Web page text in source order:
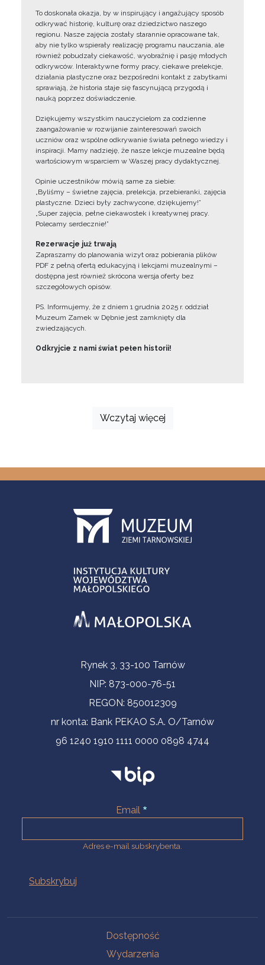
To doskonała okazja, by w inspirujący i angażujący sposób
odkrywać historię, kulturę oraz dziedzictwo naszego
regionu. Nasze zajęcia zostały starannie opracowane tak,
aby nie tylko wspierały realizację programu nauczania, ale
również pobudzały ciekawość, wyobraźnię i pasję młodych
odkrywców. Interaktywne formy pracy, ciekawe prelekcje,
działania plastyczne oraz bezpośredni kontakt z zabytkami
sprawiają, że historia staje się fascynującą przygodą i
nauką poprzez doświadczenie.
Dziękujemy wszystkim nauczycielom za codzienne
zaangażowanie w rozwijanie zainteresowań swoich
uczniów oraz wspólne odkrywanie świata pełnego wiedzy i
inspiracji. Mamy nadzieję, że nasze lekcje muzealne będą
wartościowym wsparciem w Waszej pracy dydaktycznej.
Opinie uczestników mówią same za siebie:
„Byliśmy – świetne zajęcia, prelekcja, przebieranki, zajęcia
plastyczne. Dzieci były zachwycone, dziękujemy!”
„Super zajęcia, pełne ciekawostek i kreatywnej pracy.
Polecamy serdecznie!”
Rezerwacje już trwają
Zapraszamy do planowania wizyt oraz pobierania plików
PDF z pełną ofertą edukacyjną i lekcjami muzealnymi –
dostępna jest również skrócona wersja oferty bez
szczegółowych opisów.
PS. Informujemy, że z dniem 1 grudnia 2025 r. oddział
Muzeum Zamek w Dębnie jest zamknięty dla
zwiedzających.
Odkryjcie z nami świat pełen historii!
Wczytaj więcej
Informacje kontaktoweRynek 3, 33-100 Tarnów
NIP: 873-000-76-51
REGON: 850012309
nr konta: Bank PEKAO S.A. O/Tarnów
96 1240 1910 1111 0000 0898 4744
Email
Adres e-mail subskrybenta.
Dostępność
Wydarzenia